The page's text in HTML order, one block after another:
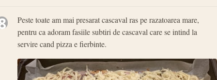
Peste toate am mai presarat cascaval ras pe razatoarea mare,
pentru ca adoram fasiile subtiri de cascaval care se intind la
servire cand pizza e fierbinte.